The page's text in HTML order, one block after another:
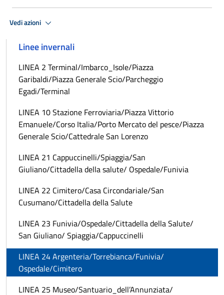
Vedi azioni
Linee invernali
LINEA 2 Terminal/Imbarco_Isole/Piazza
Garibaldi/Piazza Generale Scio/Parcheggio
Egadi/Terminal
LINEA 10 Stazione Ferroviaria/Piazza Vittorio
Emanuele/Corso Italia/Porto Mercato del pesce/Piazza
Generale Scio/Cattedrale San Lorenzo
LINEA 21 Cappuccinelli/Spiaggia/San
Giuliano/Cittadella della salute/ Ospedale/Funivia
LINEA 22 Cimitero/Casa Circondariale/San
Cusumano/Cittadella della Salute
LINEA 23 Funivia/Ospedale/Cittadella della Salute/
San Giuliano/ Spiaggia/Cappuccinelli
LINEA 24 Argenteria/Torrebianca/Funivia/
Ospedale/Cimitero
LINEA 25 Museo/Santuario_dell’Annunziata/